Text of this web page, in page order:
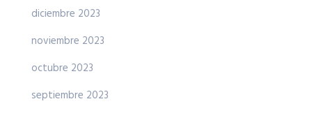
diciembre 2023
noviembre 2023
octubre 2023
septiembre 2023